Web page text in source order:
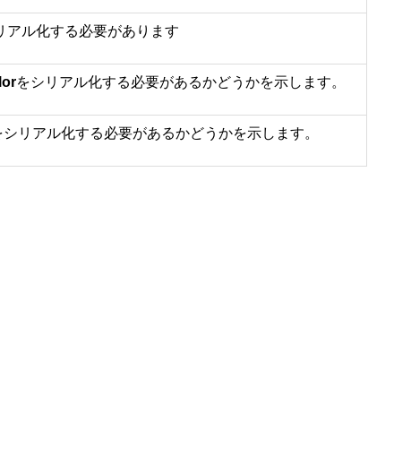
アル化する必要があります
をシリアル化する必要があるかどうかを示します。
リアル化する必要があるかどうかを示します。